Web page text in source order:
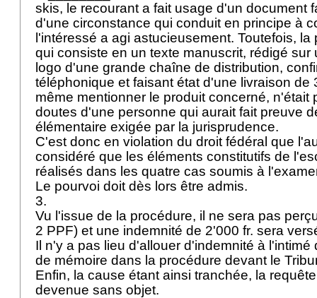
skis, le recourant a fait usage d'un document
d'une circonstance qui conduit en principe à
l'intéressé a agi astucieusement. Toutefois,
qui consiste en un texte manuscrit, rédigé sur
logo d'une grande chaîne de distribution,
téléphonique et faisant état d'une livraison de
même mentionner le produit concerné, n'était
doutes d'une personne qui aurait fait preuve
élémentaire exigée par la jurisprudence.
C'est donc en violation du droit fédéral que
considéré que les éléments constitutifs de
réalisés dans les quatre cas soumis à
Le pourvoi doit dès lors être admis.
3.
Vu l'issue de la procédure, il ne sera pas
2 PPF) et une indemnité de 2'000 fr. sera
Il n'y a pas lieu d'allouer d'indemnité à
de mémoire dans la procédure devant le
Enfin, la cause étant ainsi tranchée, la
devenue sans objet.